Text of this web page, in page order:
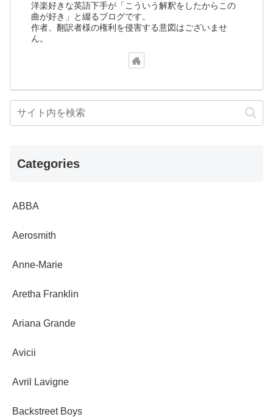
洋楽好きな英語下手が「こういう解釈をしたからこの
曲が好き」と綴るブログです。
作者、翻訳者様の権利を侵害する意図はございませ
ん。
Categories
ABBA
Aerosmith
Anne-Marie
Aretha Franklin
Ariana Grande
Avicii
Avril Lavigne
Backstreet Boys